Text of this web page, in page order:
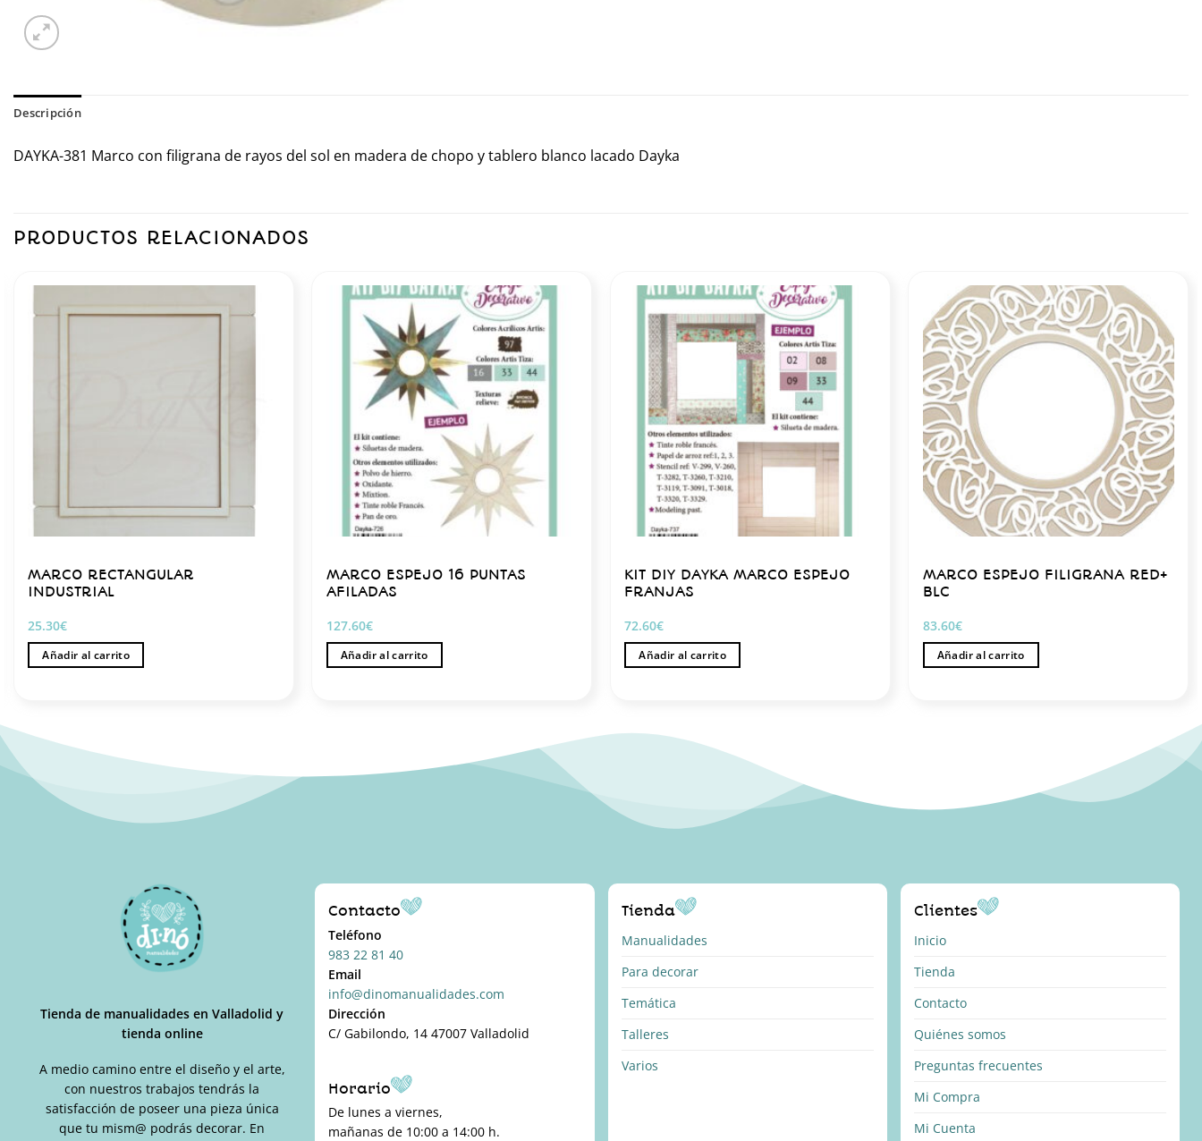
Descripción
DAYKA-381 Marco con filigrana de rayos del sol en madera de chopo y tablero blanco lacado Dayka
PRODUCTOS RELACIONADOS
MARCO RECTANGULAR
INDUSTRIAL
25.30€
Añadir al carrito
MARCO ESPEJO 16 PUNTAS
AFILADAS
127.60€
Añadir al carrito
KIT DIY DAYKA MARCO ESPEJO
FRANJAS
72.60€
Añadir al carrito
MARCO ESPEJO FILIGRANA RED+
BLC
83.60€
Añadir al carrito
Tienda de manualidades en Valladolid y
tienda online
A medio camino entre el diseño y el arte,
con nuestros trabajos tendrás la
satisfacción de poseer una pieza única
que tu mism@ podrás decorar. En
Contacto
Teléfono
983 22 81 40
Email
info@dinomanualidades.com
Dirección
C/ Gabilondo, 14 47007 Valladolid
Horario
De lunes a viernes,
mañanas de 10:00 a 14:00 h.
Tienda
Manualidades
Para decorar
Temática
Talleres
Varios
Clientes
Inicio
Tienda
Contacto
Quiénes somos
Preguntas frecuentes
Mi Compra
Mi Cuenta